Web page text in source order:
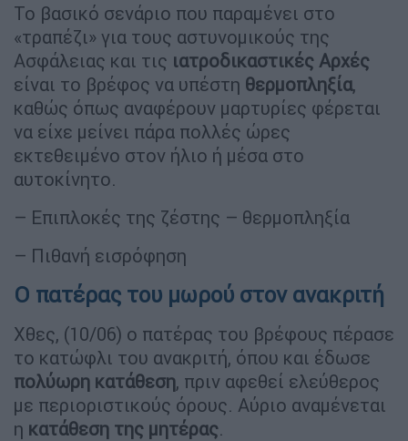
Το βασικό σενάριο που παραμένει στο
«τραπέζι» για τους αστυνομικούς της
Ασφάλειας και τις ιατροδικαστικές Αρχές
είναι το βρέφος να υπέστη θερμοπληξία,
καθώς όπως αναφέρουν μαρτυρίες φέρεται
να είχε μείνει πάρα πολλές ώρες
εκτεθειμένο στον ήλιο ή μέσα στο
αυτοκίνητο.
– Επιπλοκές της ζέστης – θερμοπληξία
– Πιθανή εισρόφηση
Ο πατέρας του μωρού στον ανακριτή
Χθες, (10/06) ο πατέρας του βρέφους πέρασε
το κατώφλι του ανακριτή, όπου και έδωσε
πολύωρη κατάθεση, πριν αφεθεί ελεύθερος
με περιοριστικούς όρους. Αύριο αναμένεται
η κατάθεση της μητέρας.